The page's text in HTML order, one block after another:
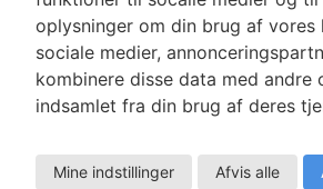
oplysninger om din brug af
sociale medier,
kombinere disse data med andre
indsamlet fra din brug af deres
Mine indstillinger Afvis alle